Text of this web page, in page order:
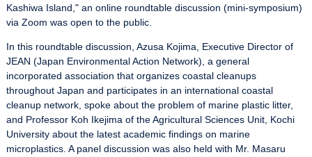
Kashiwa Island," an online roundtable discussion (mini-symposium)
via Zoom was open to the public.
In this roundtable discussion, Azusa Kojima, Executive Director of
JEAN (Japan Environmental Action Network), a general
incorporated association that organizes coastal cleanups
throughout Japan and participates in an international coastal
cleanup network, spoke about the problem of marine plastic litter,
and Professor Koh Ikejima of the Agricultural Sciences Unit, Kochi
University about the latest academic findings on marine
microplastics. A panel discussion was also held with Mr. Masaru